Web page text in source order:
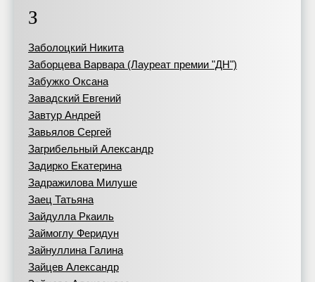
З
Заболоцкий Никита
Заборцева Варвара (Лауреат премии "ДН")
Забужко Оксана
Завадский Евгений
Завтур Андрей
Завьялов Сергей
Загрибельный Александр
Задирко Екатерина
Задражилова Милуше
Заец Татьяна
Зайдулла Ркаиль
Займоглу Феридун
Зайнуллина Галина
Зайцев Александр